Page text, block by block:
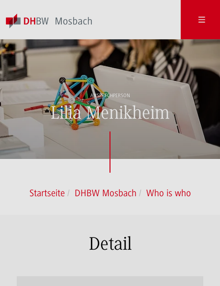
ANSPRECHPERSON
Lilia Menikheim
Startseite DHBW Mosbach Who is who
Detail